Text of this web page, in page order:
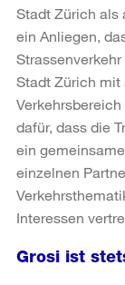
Stadt Zürich als
ein Anliegen,
Stadt Zürich mit
dafür, dass die
ein
einzelnen
Interessen
Grosi ist